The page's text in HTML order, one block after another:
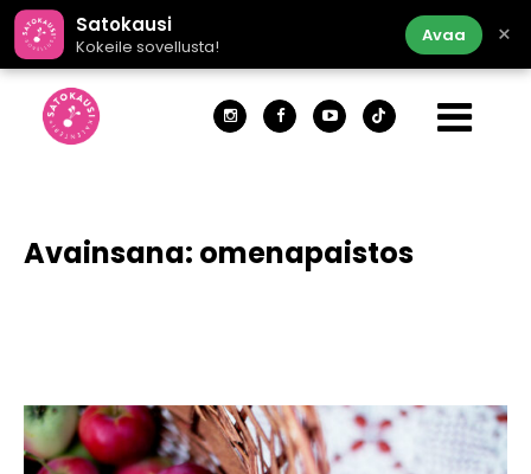
Satokausi
Kokeile sovellusta!
Avaa ×
Avainsana: omenapaistos